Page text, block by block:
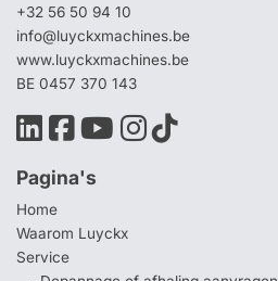
+32 56 50 94 10
info@luyckxmachines.be
www.luyckxmachines.be
BE 0457 370 143
Pagina's
Home
Waarom Luyckx
Service